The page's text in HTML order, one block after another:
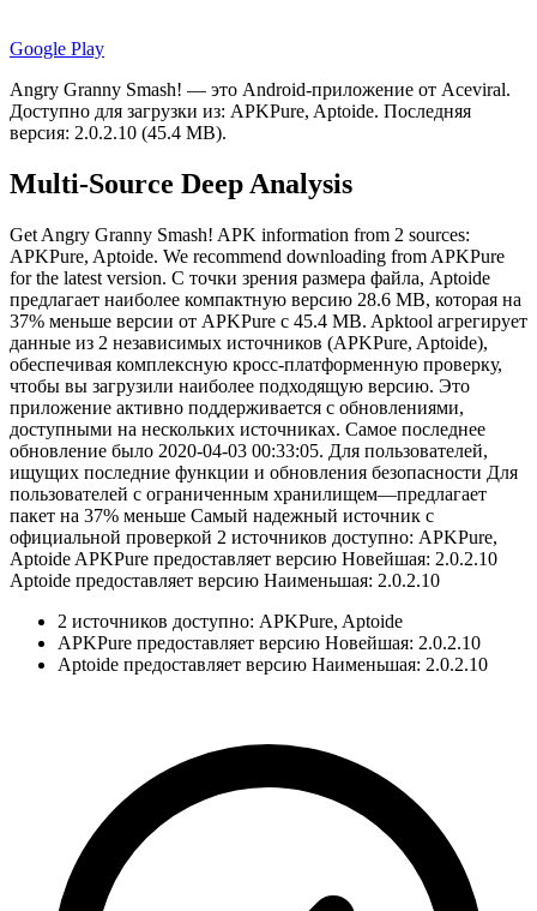
Google Play
Angry Granny Smash! — это Android-приложение от Aceviral.
Доступно для загрузки из: APKPure, Aptoide. Последняя
версия: 2.0.2.10 (45.4 MB).
Multi-Source Deep Analysis
Get Angry Granny Smash! APK information from 2 sources:
APKPure, Aptoide. We recommend downloading from APKPure
for the latest version. С точки зрения размера файла, Aptoide
предлагает наиболее компактную версию 28.6 MB, которая на
37% меньше версии от APKPure с 45.4 MB. Apktool агрегирует
данные из 2 независимых источников (APKPure, Aptoide),
обеспечивая комплексную кросс-платформенную проверку,
чтобы вы загрузили наиболее подходящую версию. Это
приложение активно поддерживается с обновлениями,
доступными на нескольких источниках. Самое последнее
обновление было 2020-04-03 00:33:05. Для пользователей,
ищущих последние функции и обновления безопасности Для
пользователей с ограниченным хранилищем—предлагает
пакет на 37% меньше Самый надежный источник с
официальной проверкой 2 источников доступно: APKPure,
Aptoide APKPure предоставляет версию Новейшая: 2.0.2.10
Aptoide предоставляет версию Наименьшая: 2.0.2.10
2 источников доступно: APKPure, Aptoide
APKPure предоставляет версию Новейшая: 2.0.2.10
Aptoide предоставляет версию Наименьшая: 2.0.2.10